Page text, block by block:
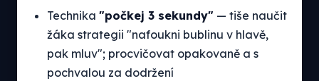
Technika "počkej 3 sekundy" — tiše naučit
žáka strategii "nafoukni bublinu v hlavě,
pak mluv"; procvičovat opakovaně a s
pochvalou za dodržení